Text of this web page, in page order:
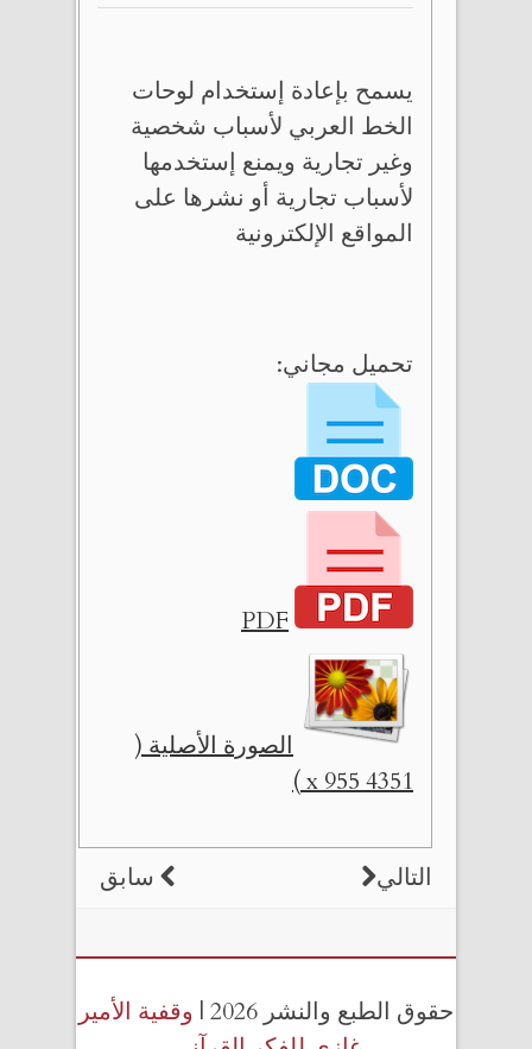
يسمح بإعادة إستخدام لوحات
الخط العربي لأسباب شخصية
وغير تجارية ويمنع إستخدمها
لأسباب تجارية أو نشرها على
المواقع الإلكترونية
تحميل مجاني:
PDF
الصورة الأصلية (
4351 x 955 )
سابق التالي
حقوق الطبع والنشر 2026 |
وقفية الأمير